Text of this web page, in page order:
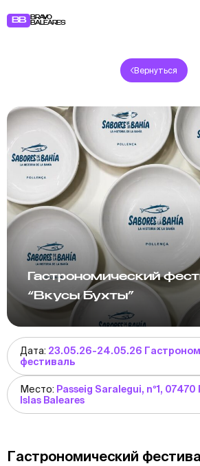
BB
BRAVO
BALEARES
КОНЦЕРТЫ ТЕАТР
РЕСТОРАНЫ ЯРМАРКИ
BB
Вернуться
Гастрономический
“Вкусы Бухты”
Дата: 23.05.26-24.05.26
фестиваль
Место: Passeig Saralegui, nº1,
Islas Baleares
Гастрономический